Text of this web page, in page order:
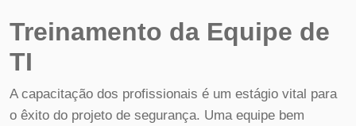
Treinamento da Equipe de
TI
A capacitação dos profissionais é um estágio vital para
o êxito do projeto de segurança. Uma equipe bem